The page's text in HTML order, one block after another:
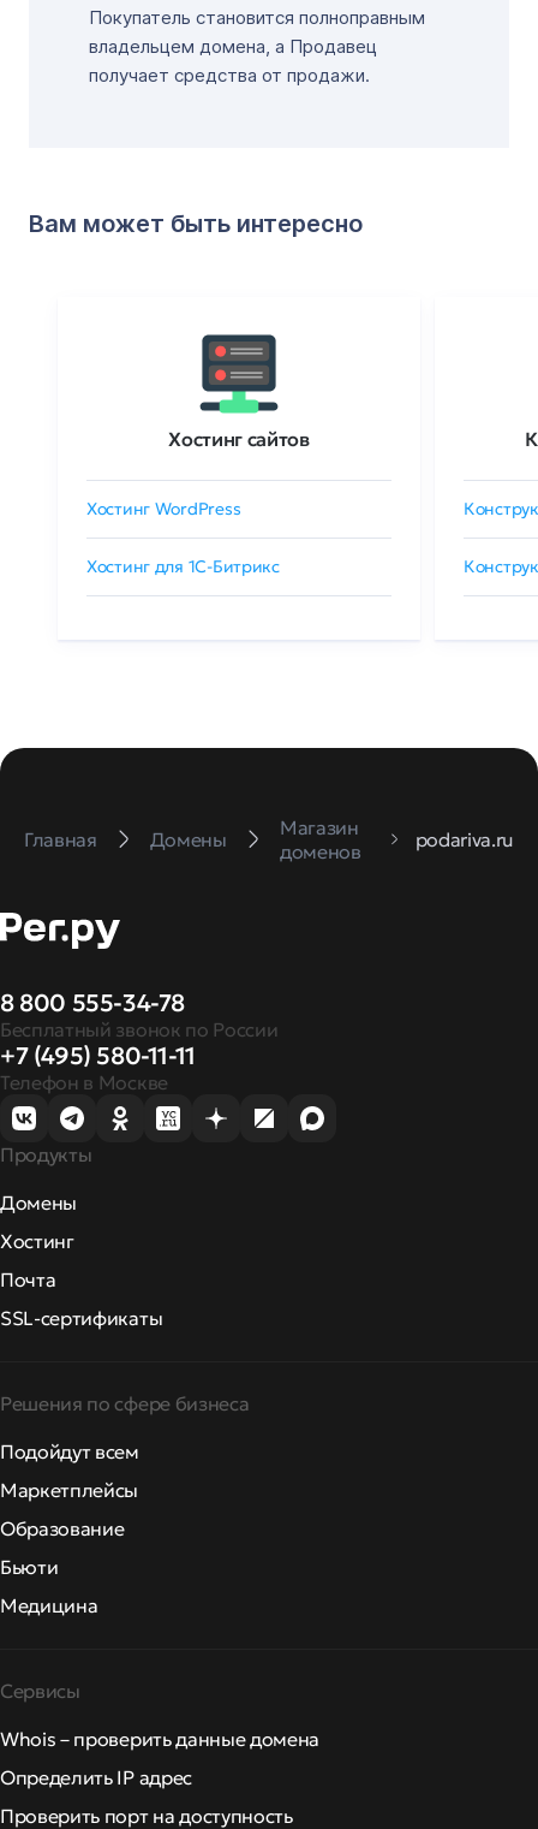
Покупатель становится полноправным
владельцем домена, а Продавец
получает средства от продажи.
Вам может быть интересно
Хостинг сайтов
Хостинг WordPress
Хостинг для 1C-Битрикс
Главная Домены
Магазин
доменов
podariva.ru
8 800 555-34-78
Бесплатный звонок по России
+7 (495) 580-11-11
Телефон в Москве
Продукты
Домены
Хостинг
Почта
SSL-сертификаты
Решения по сфере бизнеса
Подойдут всем
Маркетплейсы
Образование
Бьюти
Медицина
Сервисы
Whois – проверить данные домена
Определить IP адрес
Проверить порт на доступность